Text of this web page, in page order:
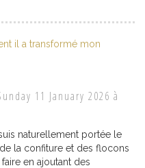
il a transformé mon
11 January 2026 à
naturellement portée le
la confiture et des flocons
en ajoutant des